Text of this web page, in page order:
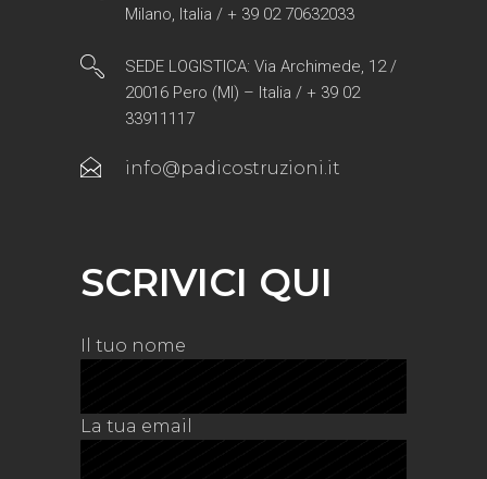
Milano, Italia / + 39 02 70632033
SEDE LOGISTICA: Via Archimede, 12 /
20016 Pero (MI) – Italia / + 39 02
33911117
info@padicostruzioni.it
SCRIVICI QUI
Il tuo nome
La tua email